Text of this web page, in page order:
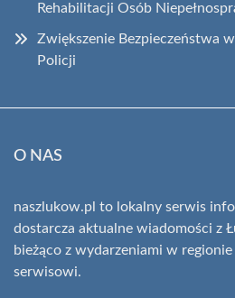
Rehabilitacji Osób
Zwiększenie Bezpieczeństwa
Policji
O NAS
naszlukow.pl to lokalny serwis
dostarcza aktualne wiadomości z
bieżąco z wydarzeniami w regionie
serwisowi.